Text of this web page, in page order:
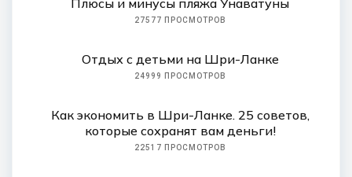
27577 ПРОСМОТРОВ
Отдых с детьми на Шри-Ланке
24999 ПРОСМОТРОВ
Как экономить в Шри-Ланке. 25 советов,
которые сохранят вам деньги!
22517 ПРОСМОТРОВ